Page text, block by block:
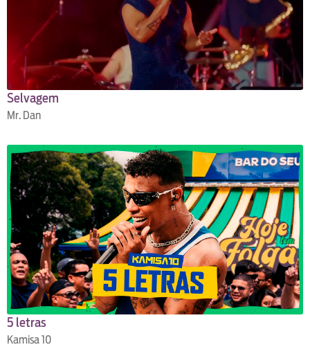
Selvagem
Mr. Dan
5 letras
Kamisa 10